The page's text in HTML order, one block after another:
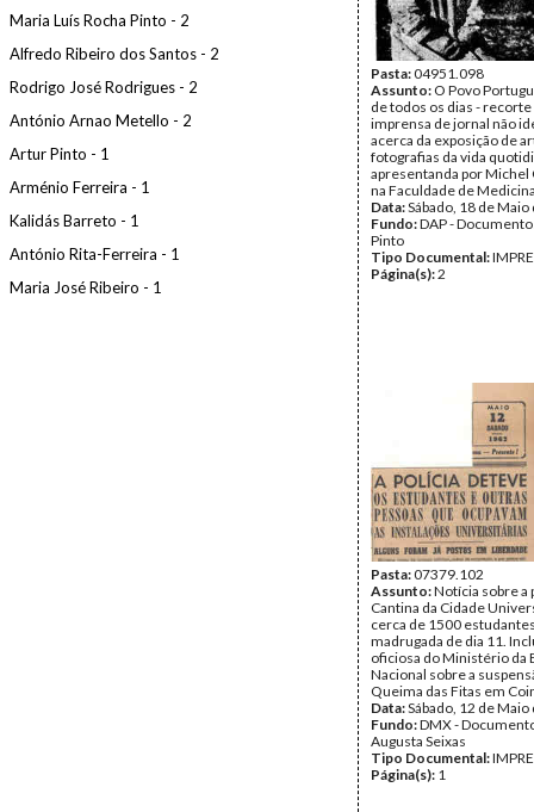
Maria Luís Rocha Pinto - 2
Alfredo Ribeiro dos Santos - 2
Rodrigo José Rodrigues - 2
António Arnao Metello - 2
Artur Pinto - 1
Arménio Ferreira - 1
Kalidás Barreto - 1
António Rita-Ferreira - 1
Maria José Ribeiro - 1
Pasta:04951.098
Assunto: O Povo
de todos os dias - recorte
imprensa de jornal não
acerca da exposição de
fotografias da vida
apresentanda por
na Faculdade de
Data:Sábado, 18 de
Fundo:DAP -
Pinto
Tipo Documental:
Página(s):2
Pasta:07379.102
Assunto:Notícia sobre a
Cantina da Cidade
cerca de 1500
madrugada de dia 11.
oficiosa do Ministério da
Nacional sobre a
Queima das Fitas em
Data:Sábado, 12 de
Fundo:DMX -
Augusta Seixas
Tipo Documental:
Página(s): 1